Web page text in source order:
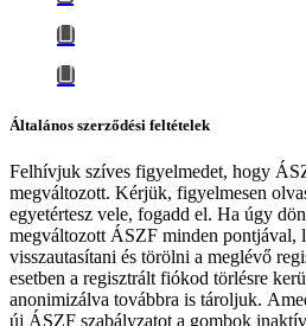
Általános szerződési feltételek
Felhívjuk szíves figyelmedet, hogy
megváltozott. Kérjük, figyelmesen
egyetértesz vele, fogadd el. Ha úgy
megváltozott ÁSZF minden pontjával,
visszautasítani és törölni a meglévő
esetben a regisztrált fiókod törlésre
anonimizálva továbbra is tároljuk.
új ÁSZF szabályzatot a gombok